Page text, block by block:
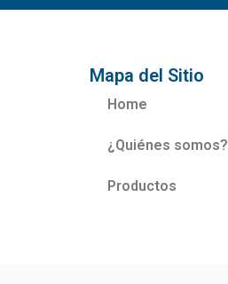
Mapa del Sitio
Home
¿Quiénes somos?
Productos